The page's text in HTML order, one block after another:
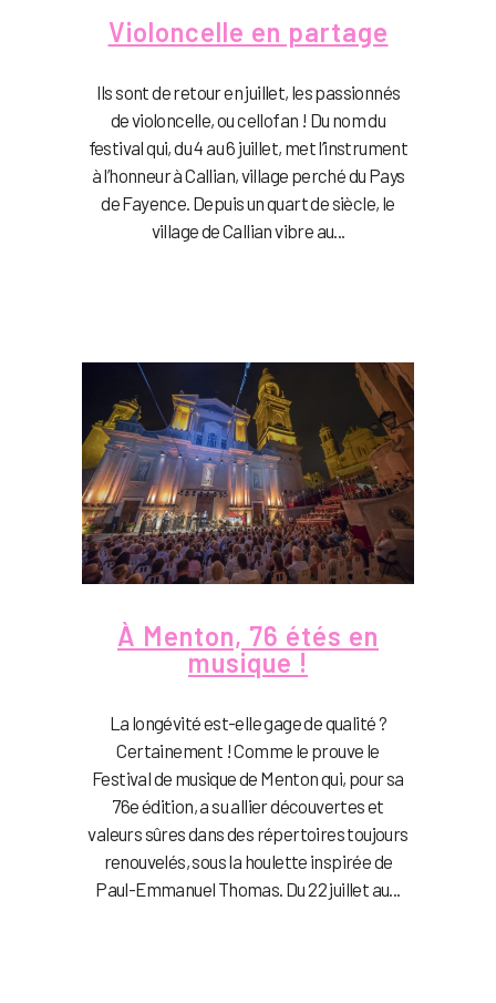
Violoncelle en partage
Ils sont de retour en juillet, les passionnés
de violoncelle, ou cellofan ! Du nom du
festival qui, du 4 au 6 juillet, met l’instrument
à l’honneur à Callian, village perché du Pays
de Fayence. Depuis un quart de siècle, le
village de Callian vibre au...
À Menton, 76 étés en
musique !
La longévité est-elle gage de qualité ?
Certainement ! Comme le prouve le
Festival de musique de Menton qui, pour sa
76e édition, a su allier découvertes et
valeurs sûres dans des répertoires toujours
renouvelés, sous la houlette inspirée de
Paul-Emmanuel Thomas. Du 22 juillet au...